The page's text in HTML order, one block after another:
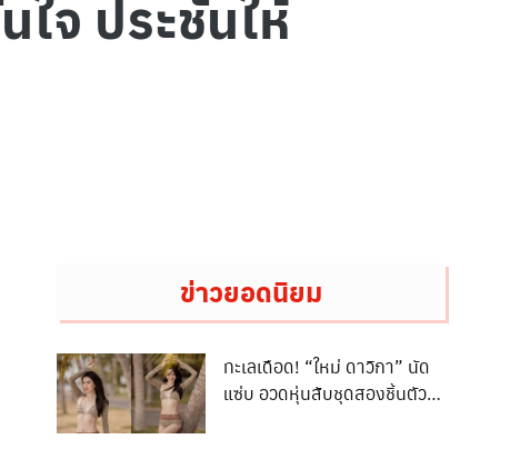
ใจ ประชันให้
ข่าวยอดนิยม
ทะเลเดือด! “ใหม่ ดาวิกา” นัด
แซ่บ อวดหุ่นสับชุดสองชิ้นตัวจิ๋ว